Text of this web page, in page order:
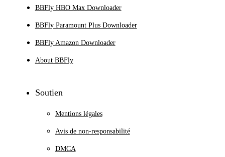
BBFly HBO Max Downloader
BBFly Paramount Plus Downloader
BBFly Amazon Downloader
About BBFly
Soutien
Mentions légales
Avis de non-responsabilité
DMCA